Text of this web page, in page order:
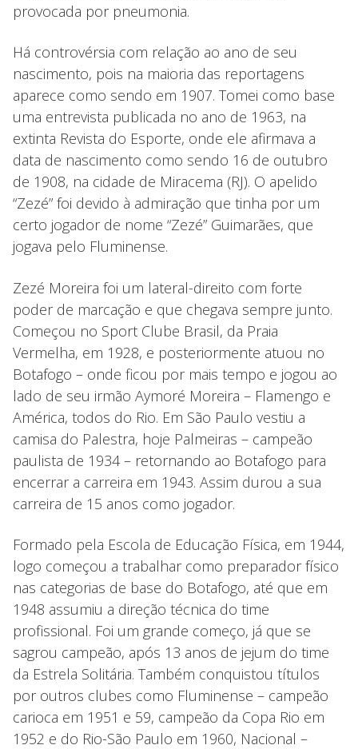
provocada por pneumonia.
Há controvérsia com relação ao ano de seu
nascimento, pois na maioria das reportagens
aparece como sendo em 1907. Tomei como base
uma entrevista publicada no ano de 1963, na
extinta Revista do Esporte, onde ele afirmava a
data de nascimento como sendo 16 de outubro
de 1908, na cidade de Miracema (RJ). O apelido
“Zezé” foi devido à admiração que tinha por um
certo jogador de nome “Zezé” Guimarães, que
jogava pelo Fluminense.
Zezé Moreira foi um lateral-direito com forte
poder de marcação e que chegava sempre junto.
Começou no Sport Clube Brasil, da Praia
Vermelha, em 1928, e posteriormente atuou no
Botafogo – onde ficou por mais tempo e jogou ao
lado de seu irmão Aymoré Moreira – Flamengo e
América, todos do Rio. Em São Paulo vestiu a
camisa do Palestra, hoje Palmeiras – campeão
paulista de 1934 – retornando ao Botafogo para
encerrar a carreira em 1943. Assim durou a sua
carreira de 15 anos como jogador.
Formado pela Escola de Educação Física, em 1944,
logo começou a trabalhar como preparador físico
nas categorias de base do Botafogo, até que em
1948 assumiu a direção técnica do time
profissional. Foi um grande começo, já que se
sagrou campeão, após 13 anos de jejum do time
da Estrela Solitária. Também conquistou títulos
por outros clubes como Fluminense – campeão
carioca em 1951 e 59, campeão da Copa Rio em
1952 e do Rio-São Paulo em 1960, Nacional –